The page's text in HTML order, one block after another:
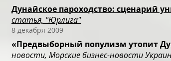
Дунайское пароходство: сценарий
статья, "Юрлига"
8 декабря 2009
«Предвыборный популизм утопит
новости, Морские бизнес-новости